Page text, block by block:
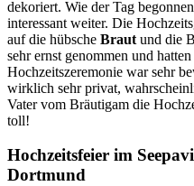
dekoriert. Wie der Tag
interessant weiter. Die
auf die hübsche Braut und die
sehr ernst genommen und
Hochzeitszeremonie war sehr
wirklich sehr privat,
Vater vom Bräutigam die
toll!
Hochzeitsfeier im
Dortmund